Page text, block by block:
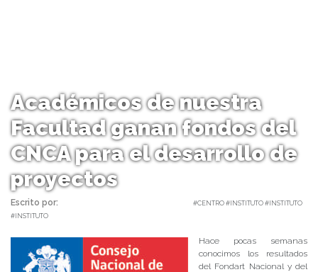
Académicos de nuestra
Facultad ganan fondos del
CNCA para el desarrollo de
proyectos
Escrito por:
#CENTRO #INSTITUTO #INSTITUTO
#INSTITUTO
Hace pocas semanas
conocimos los resultados
del Fondart Nacional y del